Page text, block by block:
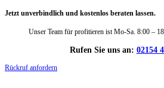
Jetzt unverbindlich und kostenlos beraten lassen.
Unser Team für profitieren ist Mo-Sa. 8:00 –
Rufen Sie uns an: 02154
Rückruf anfordern